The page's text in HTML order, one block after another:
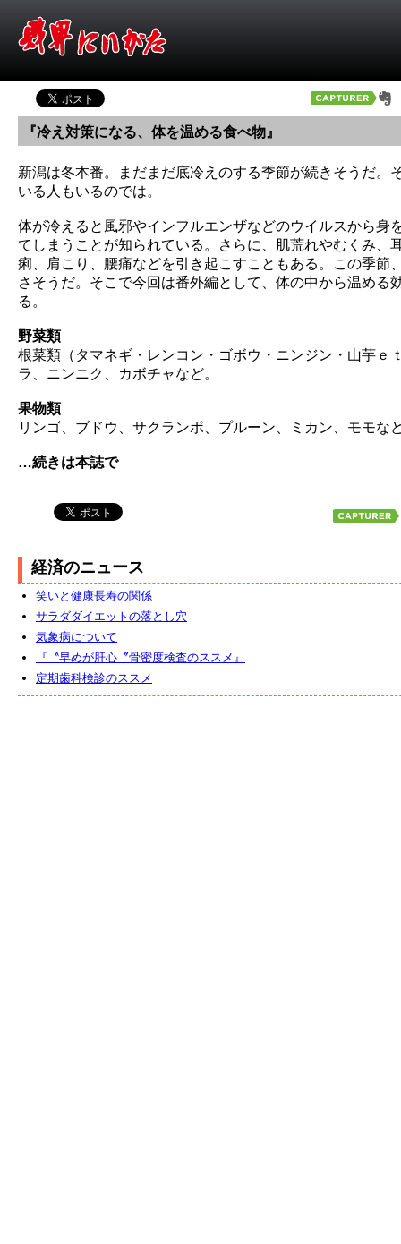
『冷え対策になる、体を温める食べ物』
新潟は冬本番。まだまだ底冷えのする季節が続きそうだ。
いる人もいるのでは。
体が冷えると風邪やインフルエンザなどのウイルスから身
てしまうことが知られている。さらに、肌荒れやむくみ、
痢、肩こり、腰痛などを引き起こすこともある。この季節
さそうだ。そこで今回は番外編として、体の中から温める
る。
野菜類
根菜類（タマネギ・レンコン・ゴボウ・ニンジン・山芋
ラ、ニンニク、カボチャなど。
果物類
リンゴ、ブドウ、サクランボ、プルーン、ミカン、モモな
…続きは本誌で
経済のニュース
笑いと健康長寿の関係
サラダダイエットの落とし穴
気象病について
『〝早めが肝心〞骨密度検査のススメ』
定期歯科検診のススメ